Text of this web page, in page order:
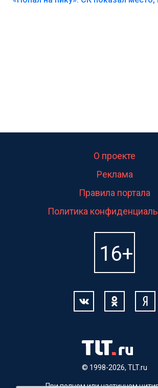
© 1998-2026, TLT.ru
О проекте
Реклама
Правила портала
Политика
При полном или частичном